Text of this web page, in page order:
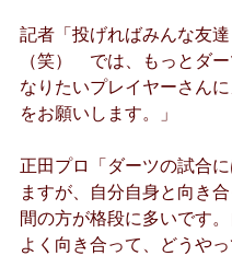
記者「投げればみんな友
（笑）　では、もっとダ
なりたいプレイヤーさん
をお願いします。」
正田プロ「ダーツの試合
ますが、自分自身と向き
間の方が格段に多いです
よく向き合って、どうや